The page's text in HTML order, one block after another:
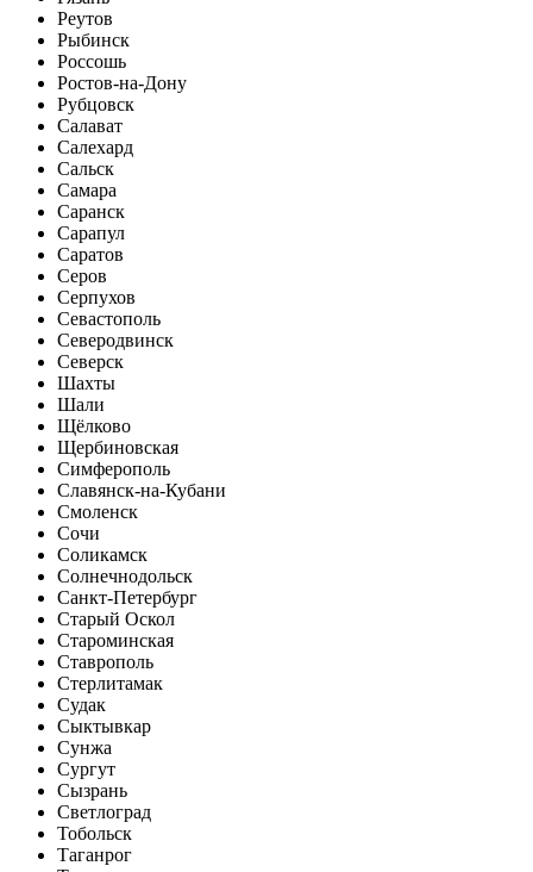
Реутов
Рыбинск
Россошь
Ростов-на-Дону
Рубцовск
Салават
Салехард
Сальск
Самара
Саранск
Сарапул
Саратов
Серов
Серпухов
Севастополь
Северодвинск
Северск
Шахты
Шали
Щёлково
Щербиновская
Симферополь
Славянск-на-Кубани
Смоленск
Сочи
Соликамск
Солнечнодольск
Санкт-Петербург
Старый Оскол
Староминская
Ставрополь
Стерлитамак
Судак
Сыктывкар
Сунжа
Сургут
Сызрань
Светлоград
Тобольск
Таганрог